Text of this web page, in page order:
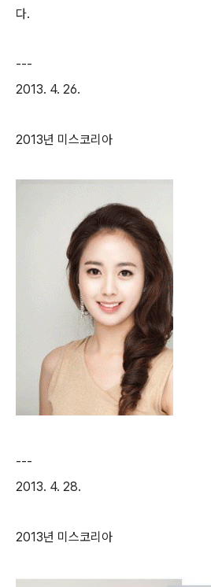
다.
---
2013. 4. 26.
2013년 미스코리아
---
2013. 4. 28.
2013년 미스코리아